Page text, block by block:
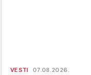
VESTI 07.08.2026.